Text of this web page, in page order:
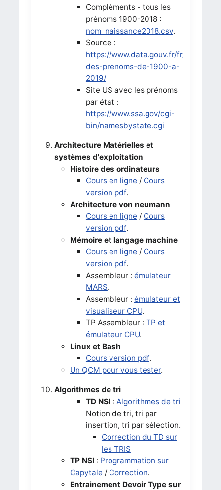
Compléments - tous les
prénoms 1900-2018 :
nom_naissance2018.csv.
Source :
https://www.data.gouv.fr/fr/
des-prenoms-de-1900-a-
2019/
Site US avec les prénoms
par état :
https://www.ssa.gov/cgi-
bin/namesbystate.cgi
Architecture Matérielles et
systèmes d'exploitation
Histoire des ordinateurs
Cours en ligne / Cours
version pdf.
Architecture von neumann
Cours en ligne / Cours
version pdf.
Mémoire et langage machine
Cours en ligne / Cours
version pdf.
Assembleur : émulateur
MARS.
Assembleur : émulateur et
visualiseur CPU.
TP Assembleur : TP et
émulateur CPU.
Linux et Bash
Cours version pdf.
Un QCM pour vous tester.
Algorithmes de tri
TD NSI: Algorithmes de tri
Notion de tri, tri par
insertion, tri par sélection.
Correction du TD sur
les TRIS
TP NSI: Programmation sur
Capytale / Correction.
Entrainement Devoir Type sur